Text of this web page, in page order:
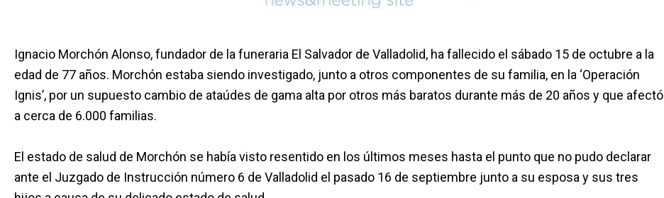
Ignacio Morchón Alonso, fundador de la funeraria El Salvador de Valladolid, ha fallecido el sábado 15 de octubre a la
edad de 77 años. Morchón estaba siendo investigado, junto a otros componentes de su familia, en la ‘Operación
Ignis’, por un supuesto cambio de ataúdes de gama alta por otros más baratos durante más de 20 años y que afectó
a cerca de 6.000 familias.
El estado de salud de Morchón se había visto resentido en los últimos meses hasta el punto que no pudo declarar
ante el Juzgado de Instrucción número 6 de Valladolid el pasado 16 de septiembre junto a su esposa y sus tres